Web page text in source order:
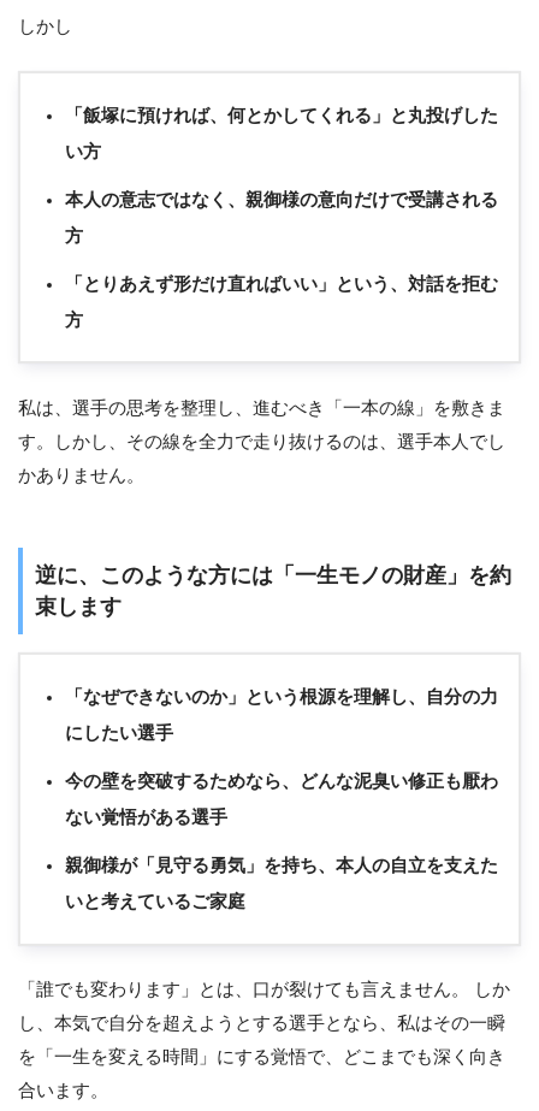
しかし
「飯塚に預ければ、何とかしてくれる」と丸投げした
い方
本人の意志ではなく、親御様の意向だけで受講される
方
「とりあえず形だけ直ればいい」という、対話を拒む
方
私は、選手の思考を整理し、進むべき「一本の線」を敷きま
す。しかし、その線を全力で走り抜けるのは、選手本人でし
かありません。
逆に、このような方には「一生モノの財産」を約
束します
「なぜできないのか」という根源を理解し、自分の力
にしたい選手
今の壁を突破するためなら、どんな泥臭い修正も厭わ
ない覚悟がある選手
親御様が「見守る勇気」を持ち、本人の自立を支えた
いと考えているご家庭
「誰でも変わります」とは、口が裂けても言えません。 しか
し、本気で自分を超えようとする選手となら、私はその一瞬
を「一生を変える時間」にする覚悟で、どこまでも深く向き
合います。